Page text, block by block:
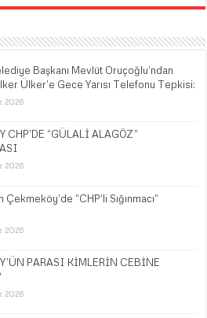
Başkanı Mevlüt Oruçoğlu’ndan
Ülker’e Gece Yarısı Telefonu Tepkisi:
2026
CHP’DE “GÜLALİ ALAGÖZ”
2026
Çekmeköy’de “CHP’li Sığınmacı”
2026
PARASI KİMLERİN CEBİNE
2026